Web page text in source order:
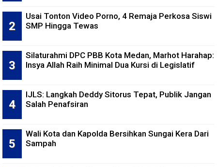
Usai Tonton Video Porno, 4 Remaja Perkosa Siswi
SMP Hingga Tewas
Silaturahmi DPC PBB Kota Medan, Marhot Harahap:
Insya Allah Raih Minimal Dua Kursi di Legislatif
IJLS: Langkah Deddy Sitorus Tepat, Publik Jangan
Salah Penafsiran
Wali Kota dan Kapolda Bersihkan Sungai Kera Dari
Sampah